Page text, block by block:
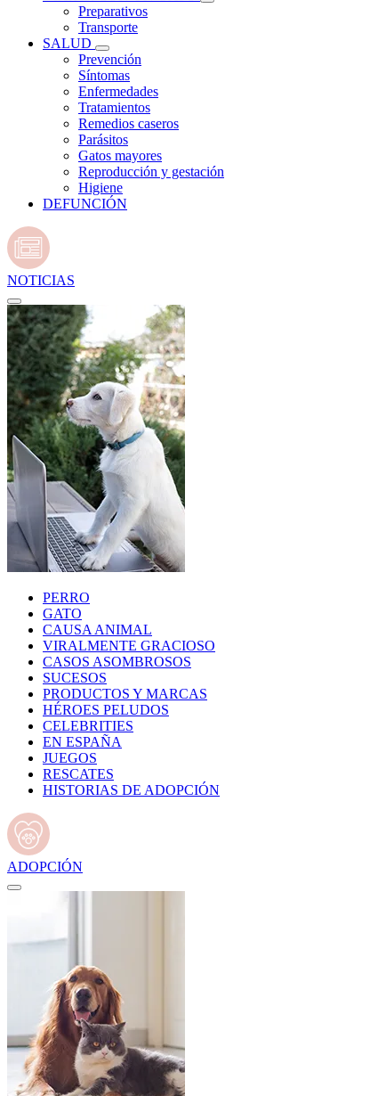
Preparativos
Transporte
SALUD
Prevención
Síntomas
Enfermedades
Tratamientos
Remedios caseros
Parásitos
Gatos mayores
Reproducción y gestación
Higiene
DEFUNCIÓN
NOTICIAS
PERRO
GATO
CAUSA ANIMAL
VIRALMENTE GRACIOSO
CASOS ASOMBROSOS
SUCESOS
PRODUCTOS Y MARCAS
HÉROES PELUDOS
CELEBRITIES
EN ESPAÑA
JUEGOS
RESCATES
HISTORIAS DE ADOPCIÓN
ADOPCIÓN